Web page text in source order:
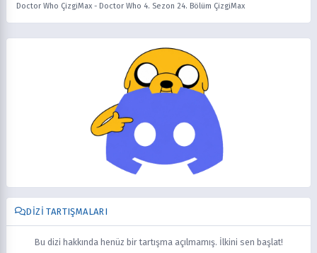
Doctor Who ÇizgiMax - Doctor Who 4. Sezon 24. Bölüm ÇizgiMax
DIZI TARTIŞMALARI
Bu dizi hakkında henüz bir tartışma açılmamış. İlkini sen başlat!